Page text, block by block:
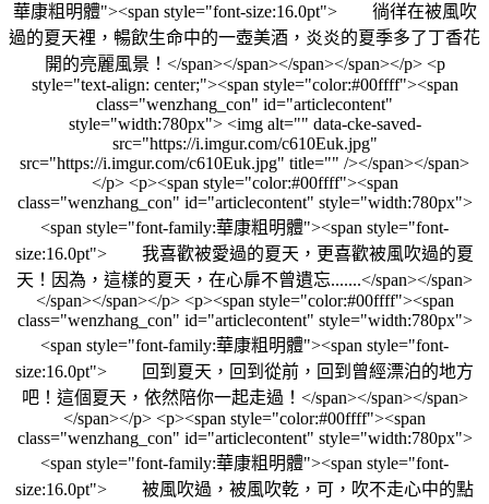
華康粗明體"><span style="font-size:16.0pt"> 徜徉在被風吹
過的夏天裡，暢飲生命中的一壺美酒，炎炎的夏季多了丁香花
開的亮麗風景！</span></span></span></span></p> <p
style="text-align: center;"><span style="color:#00ffff"><span
class="wenzhang_con" id="articlecontent"
style="width:780px"> <img alt="" data-cke-saved-
src="https://i.imgur.com/c610Euk.jpg"
src="https://i.imgur.com/c610Euk.jpg" title="" /></span></span>
</p> <p><span style="color:#00ffff"><span
class="wenzhang_con" id="articlecontent" style="width:780px">
<span style="font-family:華康粗明體"><span style="font-
size:16.0pt"> 我喜歡被愛過的夏天，更喜歡被風吹過的夏
天！因為，這樣的夏天，在心扉不曾遺忘.......</span></span>
</span></span></p> <p><span style="color:#00ffff"><span
class="wenzhang_con" id="articlecontent" style="width:780px">
<span style="font-family:華康粗明體"><span style="font-
size:16.0pt"> 回到夏天，回到從前，回到曾經漂泊的地方
吧！這個夏天，依然陪你一起走過！</span></span></span>
</span></p> <p><span style="color:#00ffff"><span
class="wenzhang_con" id="articlecontent" style="width:780px">
<span style="font-family:華康粗明體"><span style="font-
size:16.0pt"> 被風吹過，被風吹乾，可，吹不走心中的點